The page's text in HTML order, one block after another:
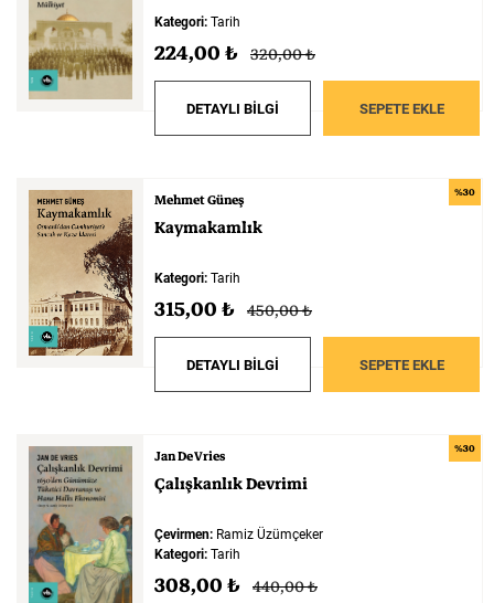
Kategori: Tarih
224,00 ₺ 320,00 ₺
DETAYLI BİLGİ SEPETE EKLE
%30
Mehmet Güneş
Kaymakamlık
Kategori: Tarih
315,00 ₺ 450,00 ₺
DETAYLI BİLGİ SEPETE EKLE
%30
Jan De Vries
ÇalışkanlıkDevrimi
Çevirmen: Ramiz Üzümçeker
Kategori: Tarih
308,00 ₺ 440,00 ₺